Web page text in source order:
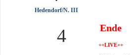
Hedendorf/N. III
4 Ende
++LIVE++